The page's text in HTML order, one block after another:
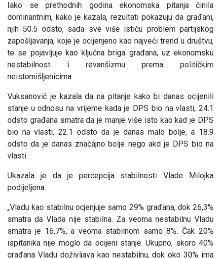
Iako se prethodnih godina ekonomska pitanja činila
dominantnim, kako je kazala, rezultati pokazuju da građani,
njih 50.5 odsto, sada sve više ističu problem partijskog
zapošljavanja, koje je ocijenjeno kao najveći trend u društvu,
te se pojavljuje kao ključna briga građana, uz ekonomsku
nestabilnost i revanšizmu prema političkim
neistomišljenicima.
Vuksanović je kazala da na pitanje kako bi danas ocijenili
stanje u odnosu na vrijeme kada je DPS bio na vlasti, 24.1
odsto građana smatra da je manje više isto kao kad je DPS
bio na vlasti, 22.1 odsto da je danas malo bolje, a 18.9
odsto da je danas značajno bolje nego akd je DPS bio na
vlasti.
Ukazala je da je percepcija stabilnosti Vlade Milojka
podijeljena.
„Vladu kao stabilnu ocjenjuje samo 29% građana, dok 26,3%
smatra da Vlada nije stabilna. Za veoma nestabilnu Vladu
smatra je 16,7%, a veoma stabilnom samo 8%. Čak 20%
ispitanika nije moglo da ocijeni stanje. Ukupno, skoro 40%
građana Vladu doživljava kao nestabilnu, dok oko 30% ima